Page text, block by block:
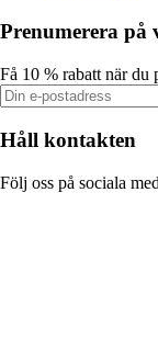
Prenumerera på
Få 10 % rabatt när du
Håll kontakten
Följ oss på sociala